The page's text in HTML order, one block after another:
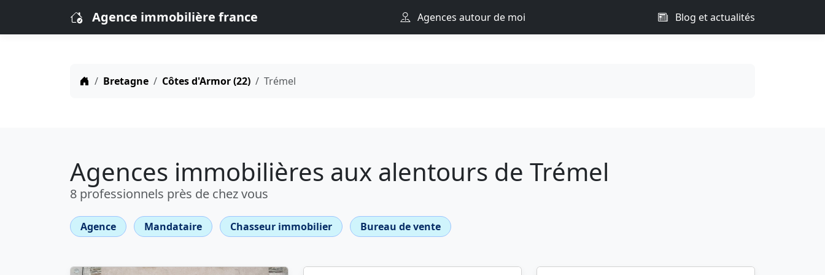
Agence immobilière france Agences autour de moi Blog et actualités
Bretagne Côtes d'Armor (22) Trémel
Agences immobilières aux alentours de Trémel
8 professionnels près de chez vous
Agence Mandataire Chasseur immobilier Bureau de vente